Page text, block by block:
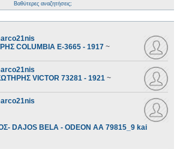
Βαθύτερες αναζητήσεις;
COLUMBIA E-3665 - 1917 ~
VICTOR 73281 - 1921 ~
DAJOS BELA - ODEON AA 79815_9 kai